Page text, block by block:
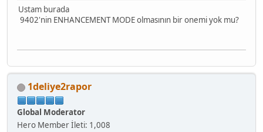
Ustam burada
9402'nin ENHANCEMENT MODE olmasının bir onemi yok mu?
1deliye2rapor
Global Moderator
Hero Memberİleti: 1,008